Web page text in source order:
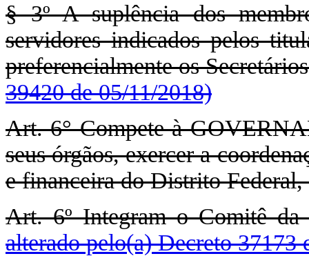
§ 3º A suplência dos
servidores indicados pelos
preferencialmente os
39420 de 05/11/2018)
Art. 6° Compete à
seus órgãos, exercer a
e financeira do Distrito Federal,
Art. 6º Integram o Comitê
alterado pelo(a) Decreto 37173